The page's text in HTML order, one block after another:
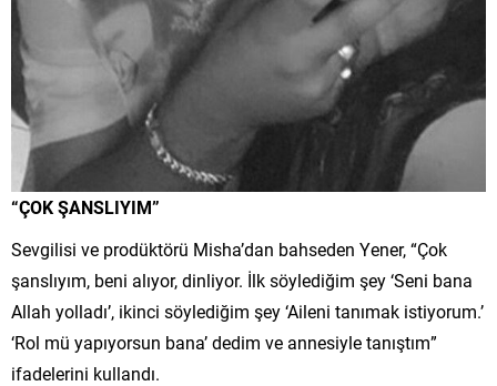
“ÇOK ŞANSLIYIM”
Sevgilisi ve prodüktörü Misha’dan bahseden Yener, “Çok
şanslıyım, beni alıyor, dinliyor. İlk söylediğim şey ‘Seni bana
Allah yolladı’, ikinci söylediğim şey ‘Aileni tanımak istiyorum.’
‘Rol mü yapıyorsun bana’ dedim ve annesiyle tanıştım”
ifadelerini kullandı.